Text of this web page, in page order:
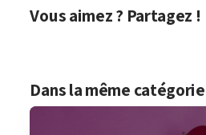
Vous aimez ? Partagez !
Dans la même catégorie